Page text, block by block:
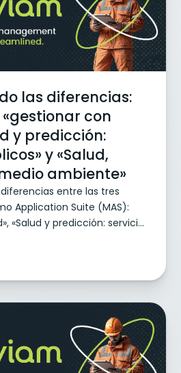
las diferencias:
con
y predicción:
y «Salud,
ambiente»
entre las tres
Application Suite (MAS):
«Salud y predicción: servicios
y medio ambiente».
with Health» integra el
que «Health and
para la energía y los
reestructurará en MAS v8.11.
y medio ambiente»
que se centra en la
y el control